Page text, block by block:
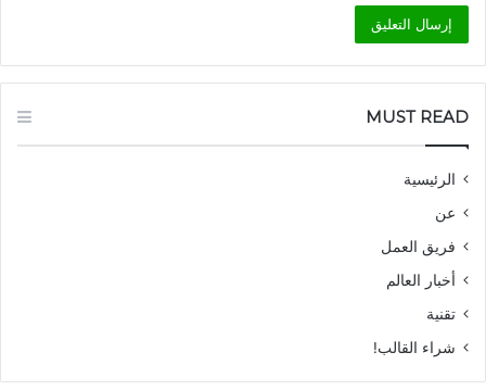
MUST READ
الرئيسية
عن
فريق العمل
أخبار العالم
تقنية
شراء القالب!